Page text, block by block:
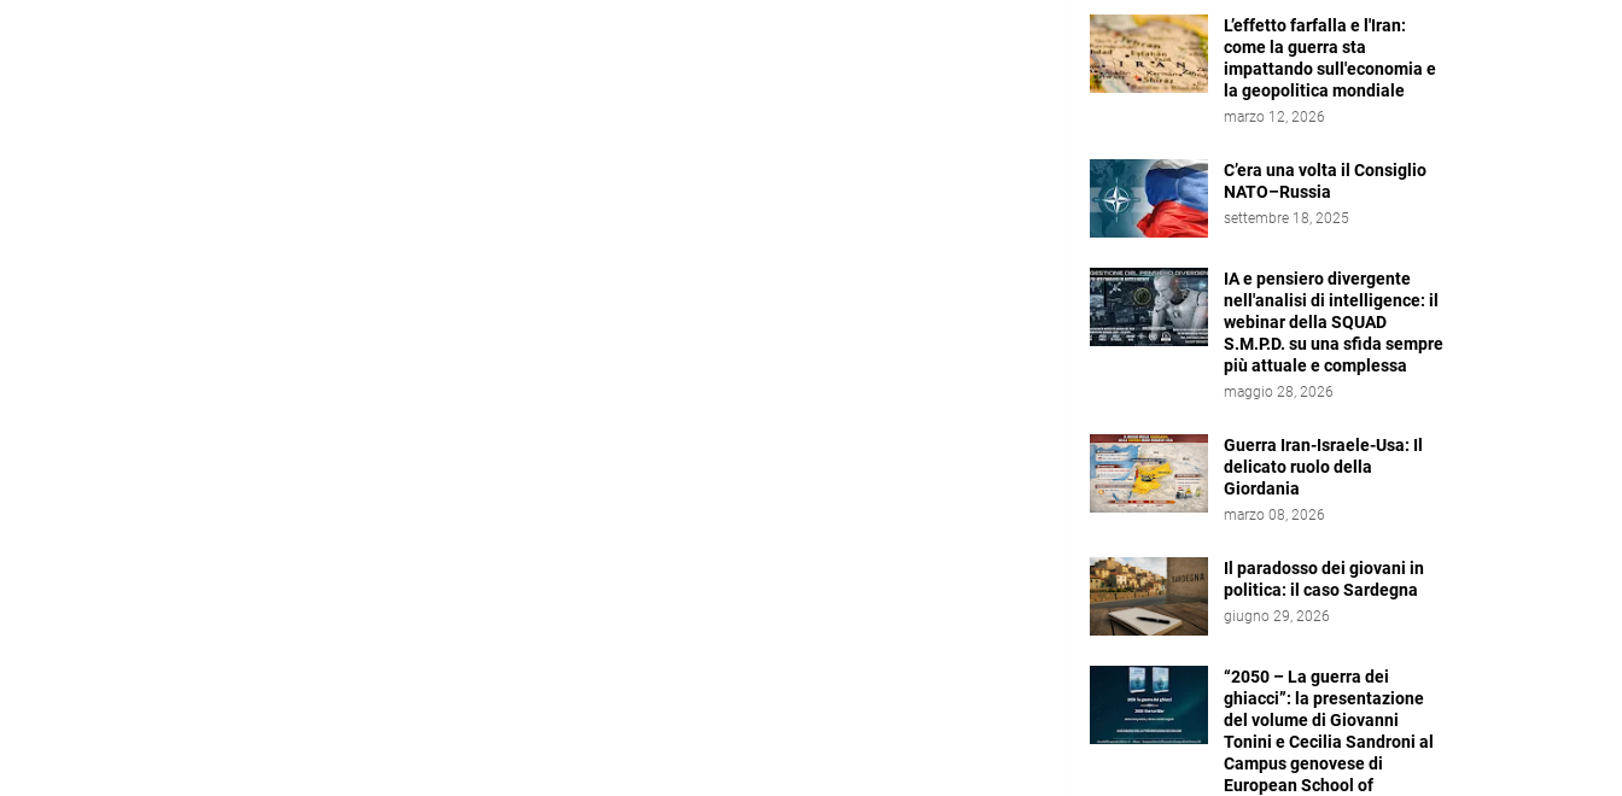
L’effetto farfalla e l'Iran:
come la guerra sta
impattando sull'economia e
la geopolitica mondiale
marzo 12, 2026
C’era una volta il Consiglio
NATO–Russia
settembre 18, 2025
IA e pensiero divergente
nell'analisi di intelligence: il
webinar della SQUAD
S.M.P.D. su una sfida sempre
più attuale e complessa
maggio 28, 2026
Guerra Iran-Israele-Usa: Il
delicato ruolo della
Giordania
marzo 08, 2026
Il paradosso dei giovani in
politica: il caso Sardegna
giugno 29, 2026
“2050 – La guerra dei
ghiacci”: la presentazione
del volume di Giovanni
Tonini e Cecilia Sandroni al
Campus genovese di
European School of